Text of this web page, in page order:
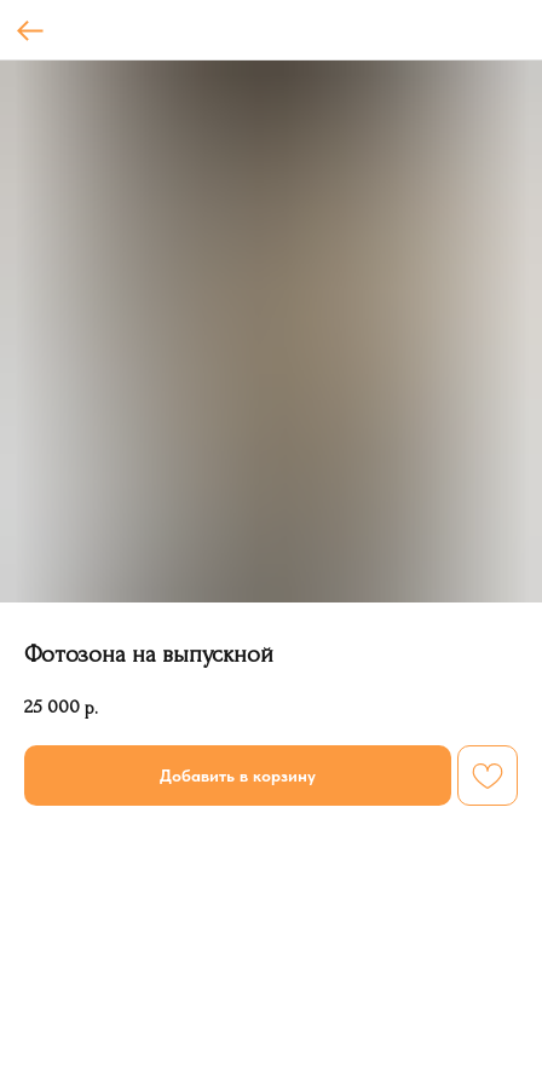
Фотозона на выпускной
25 000 р.
Добавить в корзину